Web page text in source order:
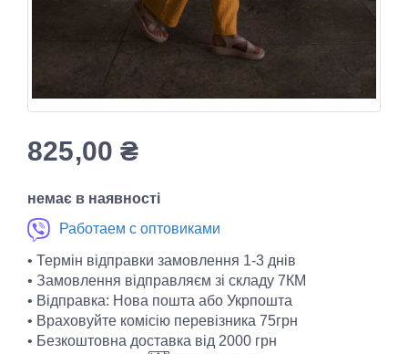
825,00₴
немає в наявності
Работаем с оптовиками
• Термін відправки замовлення 1-3 днів
• Замовлення відправляєм зі складу 7КМ
• Відправка: Нова пошта або Укрпошта
• Враховуйте комісію перевізника 75грн
• Безкоштовна доставка від 2000 грн